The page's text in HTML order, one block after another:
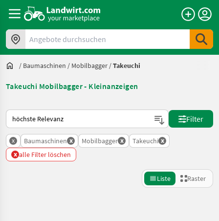
Angebote durchsuchen
/ Baumaschinen / Mobilbagger /Takeuchi
Takeuchi Mobilbagger - Kleinanzeigen
So wird auf Landwirt.com sortiert
Filter
x Baumaschinen x Mobilbagger x Takeuchi x
x alle Filter löschen
Liste Raster